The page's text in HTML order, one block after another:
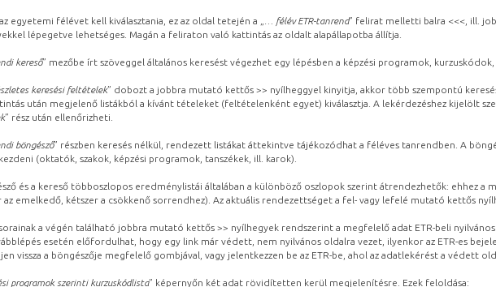
egyetemi félévet kell kiválasztania, ez az oldal tetején a „ … félév ETR-tanrend” felirat melletti balra <<<, ill.
lépegetve lehetséges. Magán a feliraton való kattintás az oldalt alapállapotba állítja.
kereső” mezőbe írt szöveggel általános keresést végezhet egy lépésben a képzési programok,
keresési feltételek” dobozt a jobbra mutató kettős >> nyílheggyel kinyitja, akkor több szempontú
után megjelenő listákból a kívánt tételeket (feltételenként egyet) kiválasztja. A lekérdezéshez kijelölt
” rész után ellenőrizheti.
böngésző” részben keresés nélkül, rendezett listákat áttekintve tájékozódhat a féléves tanrendben. A
(oktatók, szakok, képzési programok, tanszékek, ill. karok).
és a kereső többoszlopos eredménylistái általában a különböző oszlopok szerint átrendezhetők: ehhez a
az emelkedő, kétszer a csökkenő sorrendhez). Az aktuális rendezettséget a fel- vagy lefelé mutató kettős
a végén található jobbra mutató kettős >> nyílhegyek rendszerint a megfelelő adat ETR-beli
esetén előfordulhat, hogy egy link már védett, nem nyilvános oldalra vezet, ilyenkor az ETR-es
vissza a böngészője megfelelő gombjával, vagy jelentkezzen be az ETR-be, ahol az adatlekérést a védett
programok szerinti kurzuskódlista” képernyőn két adat rövidítetten kerül megjelenítésre. Ezek feloldása: